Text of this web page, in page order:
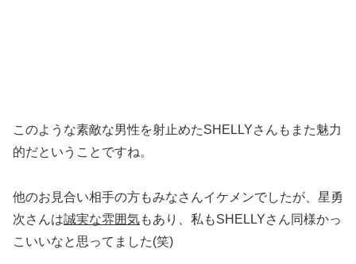
このような素敵な男性を射止めたSHELLYさんもまた魅力
的だということですね。
他のお見合い相手の方もみなさんイケメンでしたが、星勇
次さんは誠実な雰囲気もあり、私もSHELLYさん同様かっ
こいいなと思ってました(笑)